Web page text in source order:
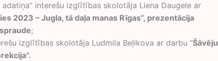
adatiņa” interešu izglītības skolotāja Liena Daugele ar
2023 – Jugla, tā daļa manas Rīgas”, prezentācija
;
izglītības skolotāja Ludmila Beļikova ar darbu “Šāvēju